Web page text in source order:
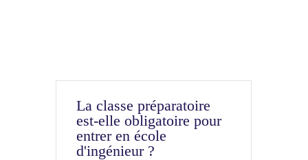
La classe préparatoire
est-elle obligatoire pour
entrer en école
d'ingénieur ?